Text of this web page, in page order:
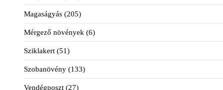
Magaságyás (205)
Mérgező növények (6)
Sziklakert (51)
Szobanövény (133)
Vendégposzt (27)